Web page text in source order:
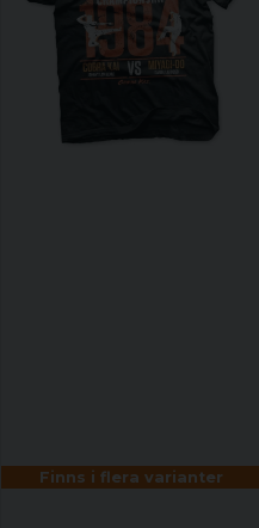
Finns i flera varianter